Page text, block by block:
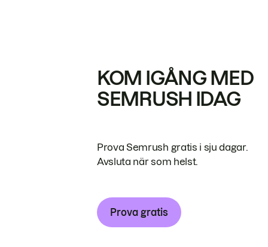
KOM IGÅNG MED
SEMRUSH IDAG
Prova Semrush gratis i sju dagar.
Avsluta när som helst.
Prova gratis